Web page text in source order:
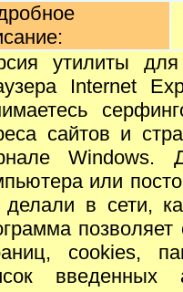
утилиты
Internet
сайтов и
Windows.
или
в сети,
cookies,
введенных